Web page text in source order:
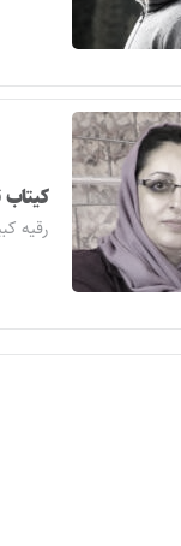
کیتاب
رقیه